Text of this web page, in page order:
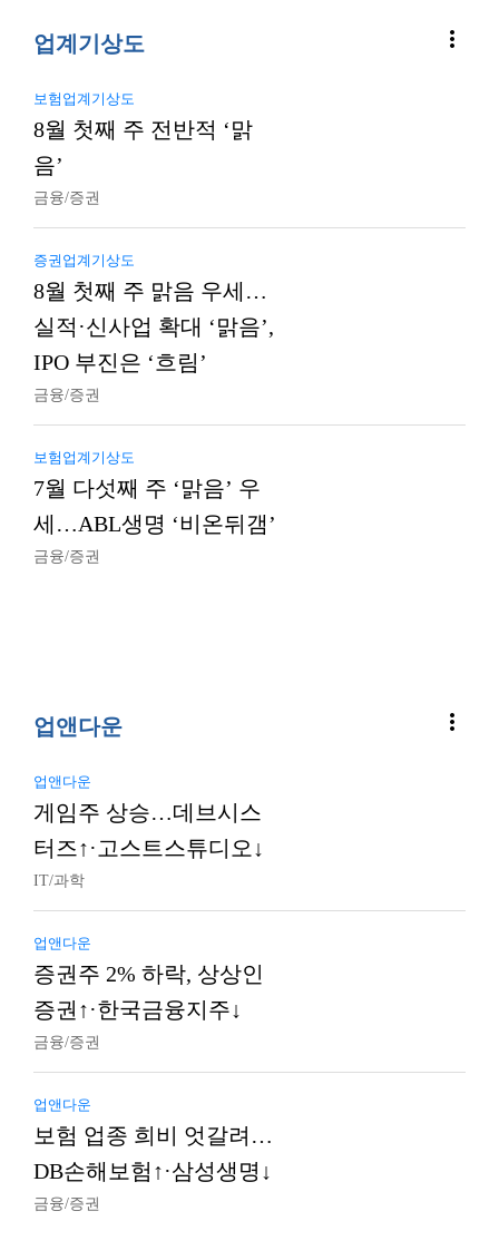
업계기상도 more_vert
보험업계기상도
8월 첫째 주 전반적 ‘맑
음’
금융/증권
증권업계기상도
8월 첫째 주 맑음 우세…
실적·신사업 확대 ‘맑음’,
IPO 부진은 ‘흐림’
금융/증권
보험업계기상도
7월 다섯째 주 ‘맑음’ 우
세…ABL생명 ‘비온뒤갬’
금융/증권
업앤다운 more_vert
업앤다운
게임주 상승…데브시스
터즈↑·고스트스튜디오↓
IT/과학
업앤다운
증권주 2% 하락, 상상인
증권↑·한국금융지주↓
금융/증권
업앤다운
보험 업종 희비 엇갈려…
DB손해보험↑·삼성생명↓
금융/증권